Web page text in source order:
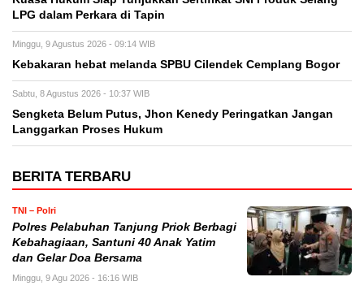
LPG dalam Perkara di Tapin
Minggu, 9 Agustus 2026 - 09:14 WIB
Kebakaran hebat melanda SPBU Cilendek Cemplang Bogor
Sabtu, 8 Agustus 2026 - 10:37 WIB
Sengketa Belum Putus, Jhon Kenedy Peringatkan Jangan
Langgarkan Proses Hukum
BERITA TERBARU
TNI – Polri
Polres Pelabuhan Tanjung Priok Berbagi
Kebahagiaan, Santuni 40 Anak Yatim
dan Gelar Doa Bersama
Minggu, 9 Agu 2026 - 16:16 WIB